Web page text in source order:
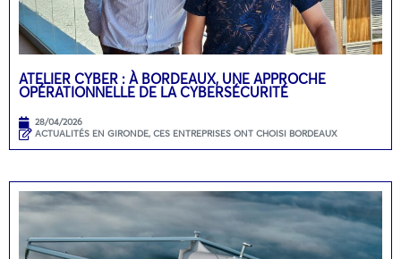
ATELIER CYBER : À BORDEAUX, UNE APPROCHE
OPÉRATIONNELLE DE LA CYBERSÉCURITÉ
28/04/2026
ACTUALITÉS EN GIRONDE, CES ENTREPRISES ONT CHOISI BORDEAUX